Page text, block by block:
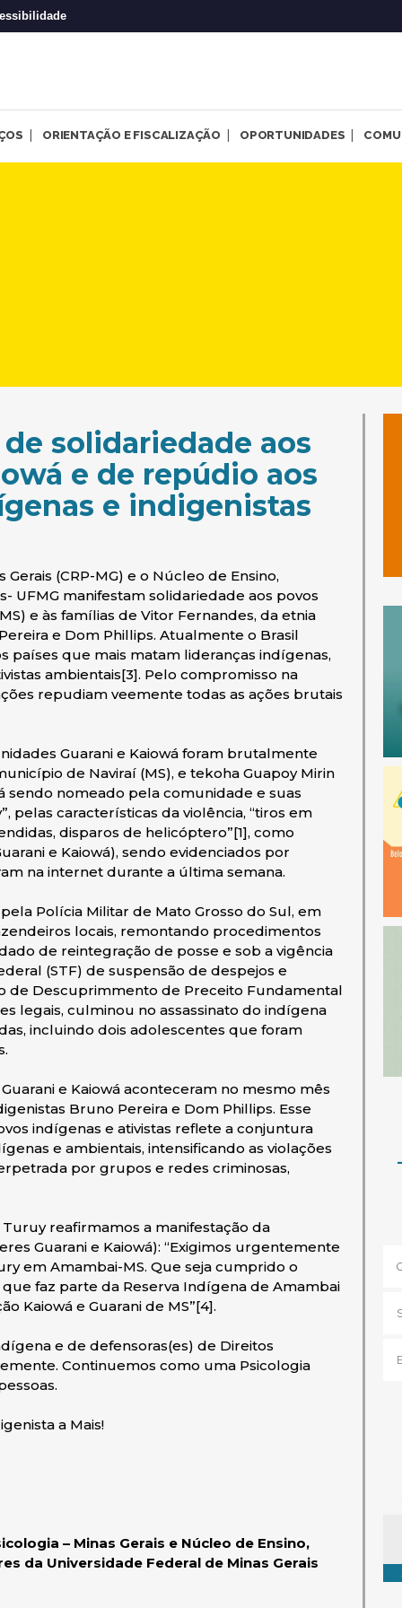
ORIENTAÇÃO E FISCALIZAÇÃO OPORTUNIDADES
aos povos Guarani
solidariedade aos
e de repúdio aos
e indigenistas
(CRP-MG) e o Núcleo de Ensino,
UFMG manifestam solidariedade aos povos
e às famílias de Vitor Fernandes, da etnia
e Dom Phillips. Atualmente o Brasil
que mais matam lideranças indígenas,
ambientais[3]. Pelo compromisso na
repudiam veemente todas as ações brutais
Guarani e Kaiowá foram brutalmente
de Naviraí (MS), e tekoha Guapoy Mirin
sendo nomeado pela comunidade e suas
pelas características da violência, “tiros em
disparos de helicóptero”[1], como
e Kaiowá), sendo evidenciados por
na internet durante a última semana.
Polícia Militar de Mato Grosso do Sul, em
locais, remontando procedimentos
de reintegração de posse e sob a vigência
(STF) de suspensão de despejos e
de Descuprimmento de Preceito Fundamental
legais, culminou no assassinato do indígena
incluindo dois adolescentes que foram
e Kaiowá aconteceram no mesmo mês
Bruno Pereira e Dom Phillips. Esse
indígenas e ativistas reflete a conjuntura
e ambientais, intensificando as violações
por grupos e redes criminosas,
reafirmamos a manifestação da
Guarani e Kaiowá): “Exigimos urgentemente
em Amambai-MS. Que seja cumprido o
faz parte da Reserva Indígena de Amambai
Kaiowá e Guarani de MS”[4].
e de defensoras(es) de Direitos
Continuemos como uma Psicologia
a Mais!
– Minas Gerais e Núcleo de Ensino,
da Universidade Federal de Minas Gerais